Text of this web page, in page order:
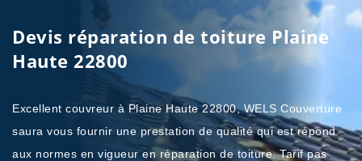
Devis réparation de toiture Plaine
Haute 22800
Excellent couvreur à Plaine Haute 22800, WELS Couverture
saura vous fournir une prestation de qualité qui est répond
aux normes en vigueur en réparation de toiture. Tarif pas